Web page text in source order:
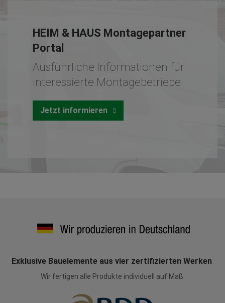
HEIM & HAUS Montagepartner
Portal
Ausführliche Informationen für
interessierte Montagebetriebe
Jetzt informieren
Exklusive Bauelemente aus vier zertifizierten Werken
Wir fertigen alle Produkte individuell auf Maß.